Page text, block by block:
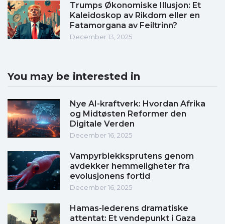
Trumps Økonomiske Illusjon: Et
Kaleidoskop av Rikdom eller en
Fatamorgana av Feiltrinn?
December 13, 2025
You may be interested in
Nye AI-kraftverk: Hvordan Afrika
og Midtøsten Reformer den
Digitale Verden
December 16, 2025
Vampyrblekksprutens genom
avdekker hemmeligheter fra
evolusjonens fortid
December 16, 2025
Hamas-lederens dramatiske
attentat: Et vendepunkt i Gaza